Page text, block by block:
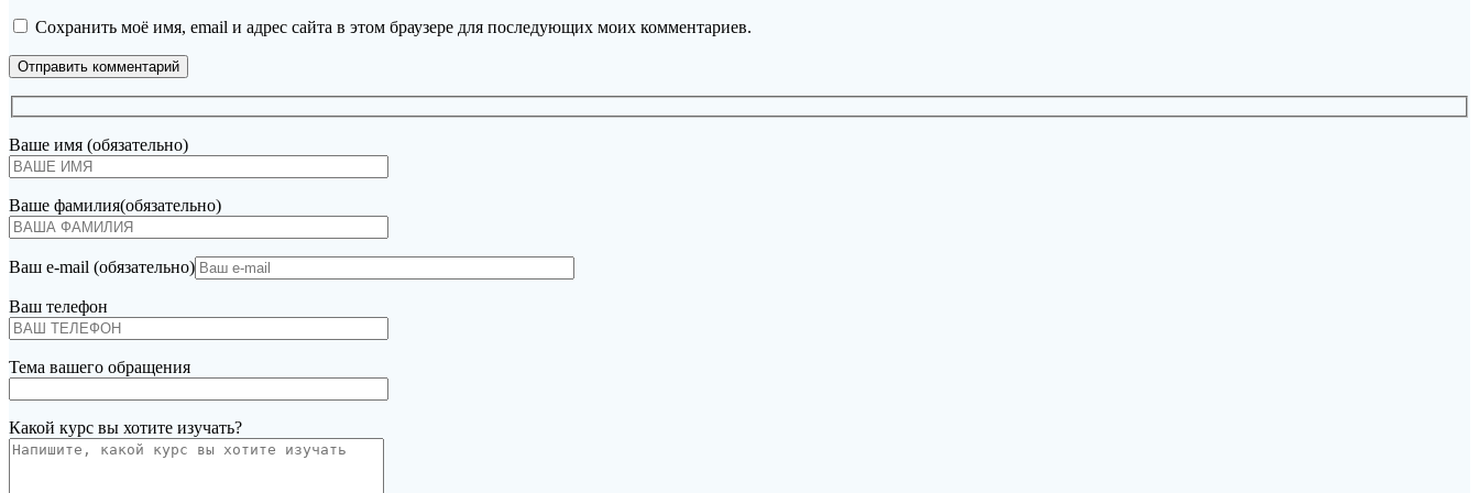
Сохранить моё имя, email и адрес сайта в этом браузере для последующих моих комментариев.
Ваше имя (обязательно)
Ваше фамилия(обязательно)
Ваш e-mail (обязательно)
Ваш телефон
Тема вашего обращения
Какой курс вы хотите изучать?